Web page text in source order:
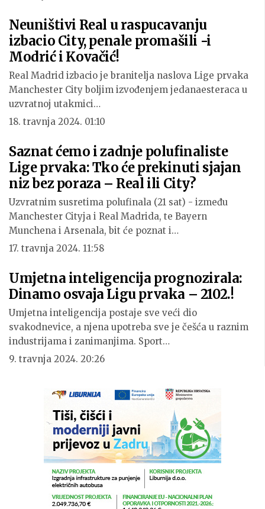
Neuništivi Real u raspucavanju
izbacio City, penale promašili -i
Modrić i Kovačić!
Real Madrid izbacio je branitelja naslova Lige prvaka
Manchester City boljim izvođenjem jedanaesteraca u
uzvratnoj utakmici…
18. travnja 2024. 01:10
Saznat ćemo i zadnje polufinaliste
Lige prvaka: Tko će prekinuti sjajan
niz bez poraza – Real ili City?
Uzvratnim susretima polufinala (21 sat) - između
Manchester Cityja i Real Madrida, te Bayern
Munchena i Arsenala, bit će poznat i…
17. travnja 2024. 11:58
Umjetna inteligencija prognozirala:
Dinamo osvaja Ligu prvaka – 2102.!
Umjetna inteligencija postaje sve veći dio
svakodnevice, a njena upotreba sve je češća u raznim
industrijama i zanimanjima. Sport…
9. travnja 2024. 20:26